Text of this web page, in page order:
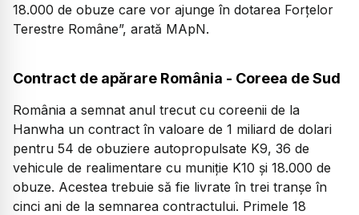
18.000 de obuze care vor ajunge în dotarea Forțelor
Terestre Române”, arată MApN.
Contract de apărare România - Coreea de Sud
România a semnat anul trecut cu coreenii de la
Hanwha un contract în valoare de 1 miliard de dolari
pentru 54 de obuziere autopropulsate K9, 36 de
vehicule de realimentare cu muniție K10 și 18.000 de
obuze. Acestea trebuie să fie livrate în trei tranșe în
cinci ani de la semnarea contractului. Primele 18